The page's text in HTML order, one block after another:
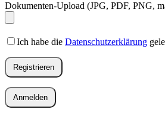
Dokumenten-Upload (JPG, PDF, PNG,
Ich habe die Datenschutzerklärung
Registrieren
Anmelden